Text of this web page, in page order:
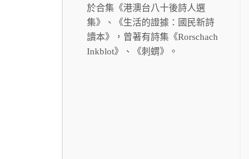
於合集《港澳台八十後詩人選
集》、《生活的證據：國民新詩
讀本》，曾著有詩集《Rorschach
Inkblot》、《刺蝟》。